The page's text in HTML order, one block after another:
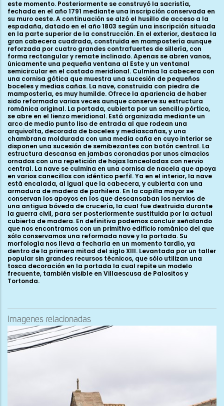
este momento. Posteriormente se construyó la sacristía,
fechada en el año 1791 mediante una inscripción conservada en
su muro oeste. A continuación se alzó el husillo de acceso a la
espadaña, datado en el año 1803 según una inscripción situada
en la parte superior de la construcción. En el exterior, destaca la
gran cabecera cuadrada, construida en mampostería aunque
reforzada por cuatro grandes contrafuertes de sillería, con
forma rectangular y remate inclinado. Apenas se abren vanos,
únicamente una pequeña ventana al Este y un ventanal
semicircular en el costado meridional. Culmina la cabecera con
una cornisa gótica que muestra una sucesión de pequeños
boceles y medias cañas. La nave, construida con piedra de
mampostería, es muy humilde. Ofrece la apariencia de haber
sido reformada varias veces aunque conserve su estructura
románica original. La portada, cubierta por un sencillo pórtico,
se abre en el lienzo meridional. Está organizada mediante un
arco de medio punto liso de entrada al que rodean una
arquivolta, decorada de boceles y mediascañas, y una
chambrana moldurada con una media caña en cuyo interior se
disponen una sucesión de semibezantes con botón central. La
estructura descansa en jambas coronadas por unos cimacios
ornados con una repetición de hojas lanceoladas con nervio
central. La nave se culmina en una cornisa de nacela que apoya
en varios canecillos con idéntico perfil. Ya en el interior, la nave
está encalada, al igual que la cabecera, y cubierta con una
armadura de madera de parhilera. En la capilla mayor se
conservan los apoyos en los que descansaban los nervios de
una antigua bóveda de crucería, la cual fue destruida durante
la guerra civil, para ser posteriormente sustituida por la actual
cubierta de madera. En definitiva podemos concluir señalando
que nos encontramos con un primitivo edificio románico del que
sólo conservamos una reformada nave y la portada. Su
morfología nos lleva a fecharla en un momento tardío, ya
dentro de la primera mitad del siglo XIII. Levantada por un taller
popular sin grandes recursos técnicos, que sólo utilizan una
tosca decoración en la portada la cual repite un modelo
frecuente, también visible en Villaescusa de Palositos y
Tortonda.
Imagenes relacionadas